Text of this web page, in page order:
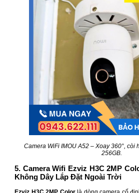
Camera WiFi IMOU A52 – Xoay 360°, còi
256GB.
5. Camera Wifi Ezviz H3C 2MP
Không Dây Lắp Đặt Ngoài Trời